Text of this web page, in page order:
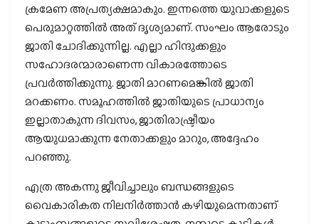
ക്രമേണ അപ്രത്യക്ഷമാകും. ഇന്നത്തെ യുവാക്കളുടെ
പെരുമാറ്റത്തില്‍ അത് ദൃശ്യമാണ്. സംഘം ആരോടും
ജാതി ചോദിക്കുന്നില്ല. എല്ലാ ഹിന്ദുക്കളും
സഹോദരന്മാരാണെന്ന വികാരത്തോടെ
പ്രവര്‍ത്തിക്കുന്നു. ജാതി മാറണമെങ്കില്‍ ജാതി
മറക്കണം. സമൂഹത്തില്‍ ജാതിയുടെ പ്രാധാന്യം
ഇല്ലാതാകുന്ന ദിവസം, ജാതിരാഷ്ട്രീയം
ആയുധമാക്കുന്ന നേതാക്കളും മാറും, അദ്ദേഹം
പറഞ്ഞു.
എത്ര അകന്നു ജീവിച്ചാലും ബന്ധങ്ങളുടെ
വൈകാരികത നിലനിര്‍ത്താന്‍ കഴിയുമെന്നതാണ്